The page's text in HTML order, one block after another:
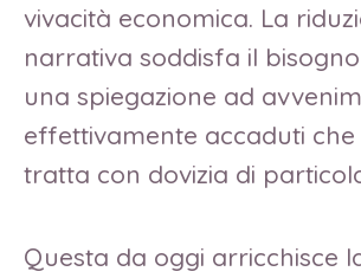
vivacità economica. La
narrativa soddisfa il
una spiegazione ad
effettivamente accaduti
tratta con dovizia di
Questa da oggi arricchisce